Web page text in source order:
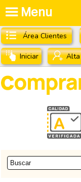
Área Clientes
Iniciar Alta
Menu